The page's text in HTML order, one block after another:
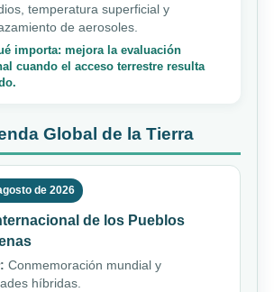
temperatura superficial y
de aerosoles.
importa: mejora la evaluación
cuando el acceso terrestre resulta
Global de la Tierra
de 2026
de los Pueblos
Conmemoración mundial y
híbridas.